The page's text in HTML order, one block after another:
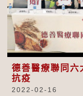
德善醫療聯同六
抗疫
2022-02-16